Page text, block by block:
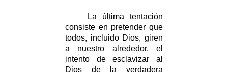
La última tentación
consiste en pretender que
todos, incluido Dios, giren
a nuestro alrededor, el
intento de esclavizar al
Dios de la verdadera